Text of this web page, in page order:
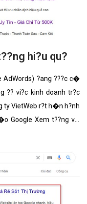
hi?u qu?
AdWords) ?ang ???c c�
?? vi?c kinh doanh tr?c
ty VietWeb r?t h�n h?nh
Google Xem t??ng v?i